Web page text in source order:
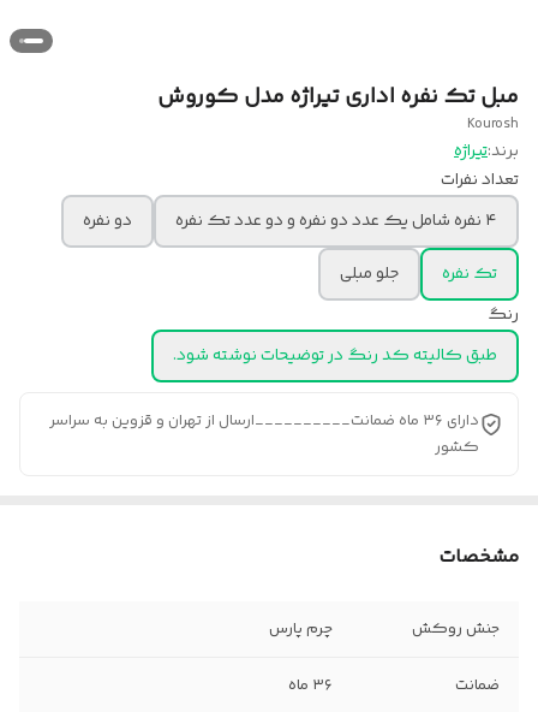
مبل تک نفره اداری تیراژه مدل کوروش
Kourosh
برند:تیراژه
تعداد نفرات
۴ نفره شامل یک عدد دو نفره و دو عدد تک نفره
دو نفره
تک نفره
جلو مبلی
رنگ
طبق کالیته کد رنگ در توضیحات نوشته شود.
دارای ۳۶ ماه ضمانت__________ارسال از تهران و قزوین به سراسر
کشور
مشخصات
جنش روکش چرم پارس
ضمانت ۳۶ ماه